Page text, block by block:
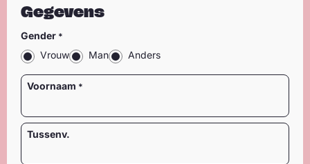
Gegevens
Gender
Vrouw
Man Anders
Naam
Voornaam
Tussenv.